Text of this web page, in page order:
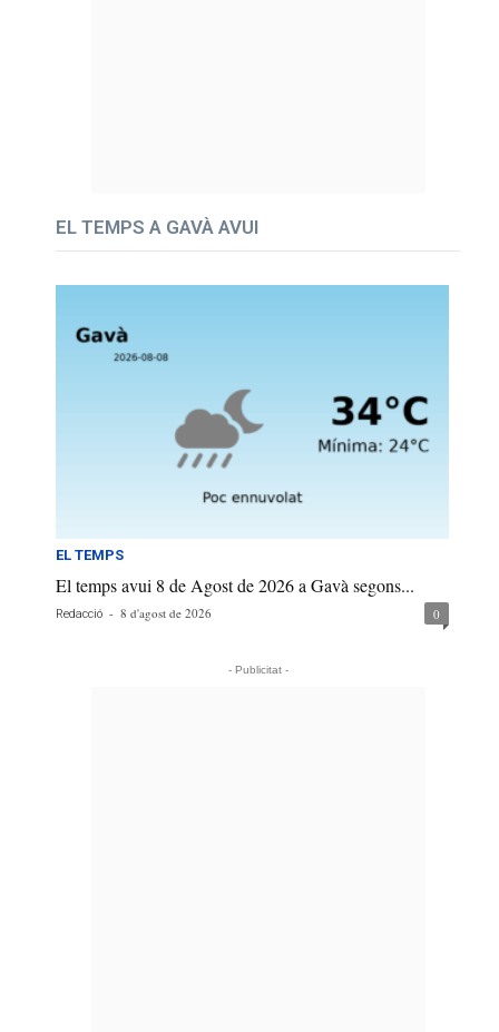
EL TEMPS A GAVÀ AVUI
EL TEMPS
El temps avui 8 de Agost de 2026 a Gavà segons...
Redacció - 8 d'agost de 2026 0
- Publicitat -